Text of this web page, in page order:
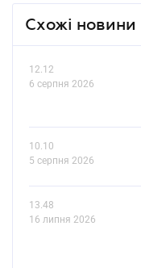
Схожі новини
12.12
6 серпня 2026
10.10
5 серпня 2026
13.48
16 липня 2026